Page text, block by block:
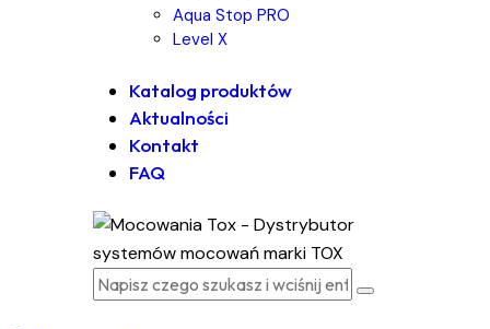
Aqua Stop PRO
Level X
Katalog produktów
Aktualności
Kontakt
FAQ